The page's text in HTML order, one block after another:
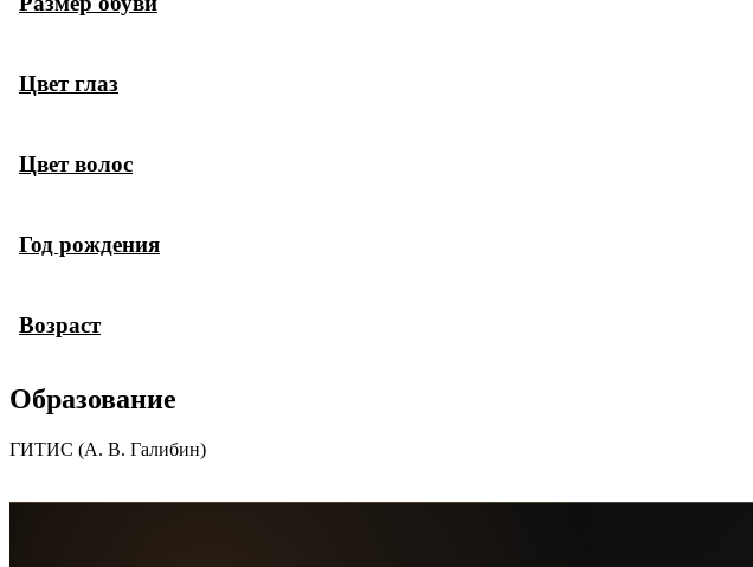
Цвет глаз
Цвет волос
Год рождения
Возраст
Образование
ГИТИС (А. В. Галибин)